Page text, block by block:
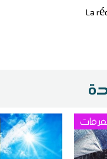
La